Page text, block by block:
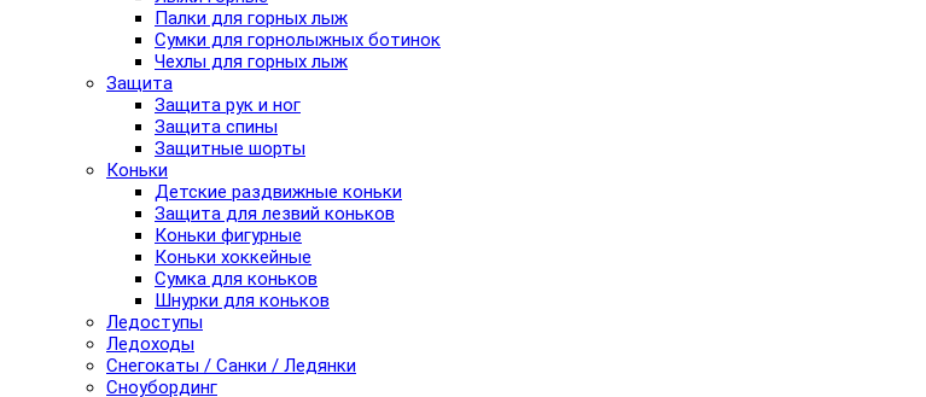
Палки для горных лыж
Сумки для горнолыжных ботинок
Чехлы для горных лыж
Защита
Защита рук и ног
Защита спины
Защитные шорты
Коньки
Детские раздвижные коньки
Защита для лезвий коньков
Коньки фигурные
Коньки хоккейные
Сумка для коньков
Шнурки для коньков
Ледоступы
Ледоходы
Снегокаты / Санки / Ледянки
Сноубординг